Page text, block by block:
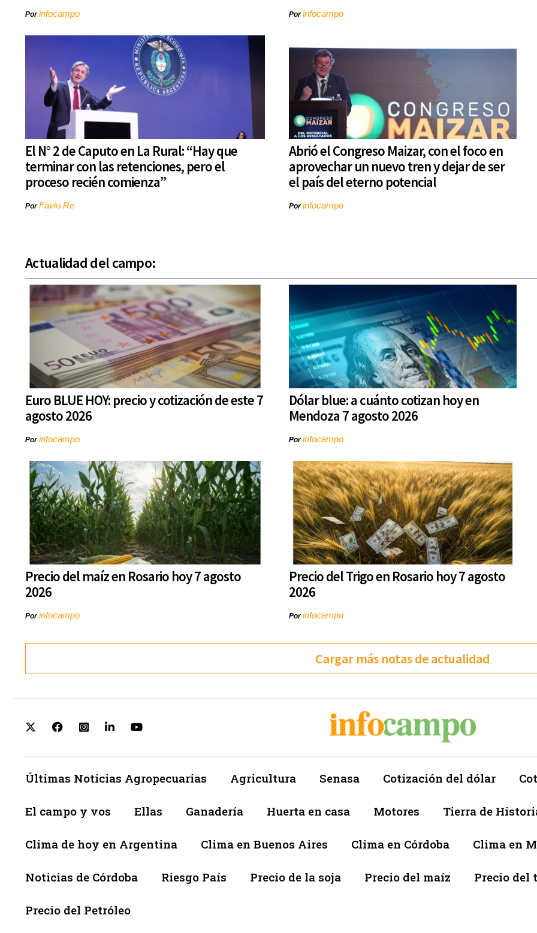
Porinfocampo Porinfocampo
El N° 2 de Caputo en La Rural: “Hay que
terminar con las retenciones, pero el
proceso recién comienza”
PorFavio Re
Abrió el Congreso Maizar, con el foco en
aprovechar un nuevo tren y dejar de ser
el país del eterno potencial
Porinfocampo
Actualidad del campo:
Euro BLUE HOY: precio y cotización de este 7
agosto 2026
Porinfocampo
Dólar blue: a cuánto cotizan hoy en
Mendoza 7 agosto 2026
Porinfocampo
Precio del maíz en Rosario hoy 7 agosto
2026
Porinfocampo
Precio del Trigo en Rosario hoy 7 agosto
2026
Porinfocampo
Cargar más notas de actualidad
Últimas Noticias Agropecuarias Agricultura Senasa Cotización del dólar
El campo y vos Ellas Ganadería Huerta en casa Motores Tierra de
Clima de hoy en Argentina Clima en Buenos Aires Clima en Córdoba Clima en
Noticias de Córdoba Riesgo País Precio de la soja Precio del maíz Precio del
Precio del Petróleo